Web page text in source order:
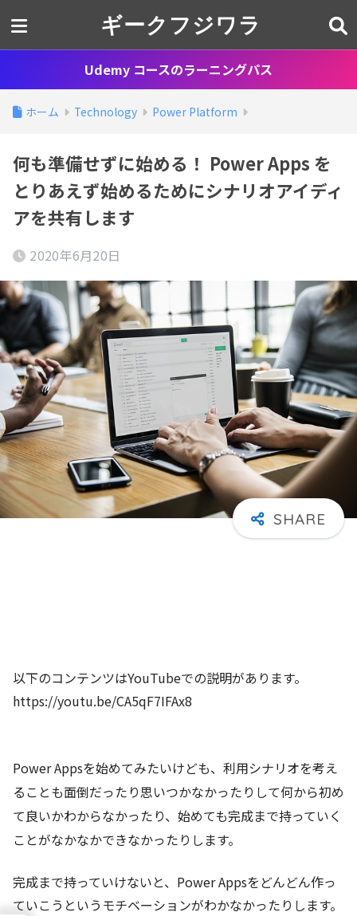
ギークフジワラ
Udemy コースのラーニングパス
ホーム Technology Power Platform
何も準備せずに始める！ Power Apps を
とりあえず始めるためにシナリオアイディ
アを共有します
2020年6月20日
以下のコンテンツはYouTubeでの説明があります。
https://youtu.be/CA5qF7IFAx8
Power Appsを始めてみたいけども、利用シナリオを考え
ることも面倒だったり思いつかなかったりして何から初め
て良いかわからなかったり、始めても完成まで持っていく
ことがなかなかできなかったりします。
完成まで持っていけないと、Power Appsをどんどん作っ
ていこうというモチベーションがわかなかったりします。